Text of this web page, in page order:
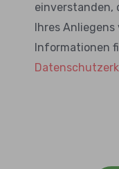
einverstanden,
Ihres
Informationen